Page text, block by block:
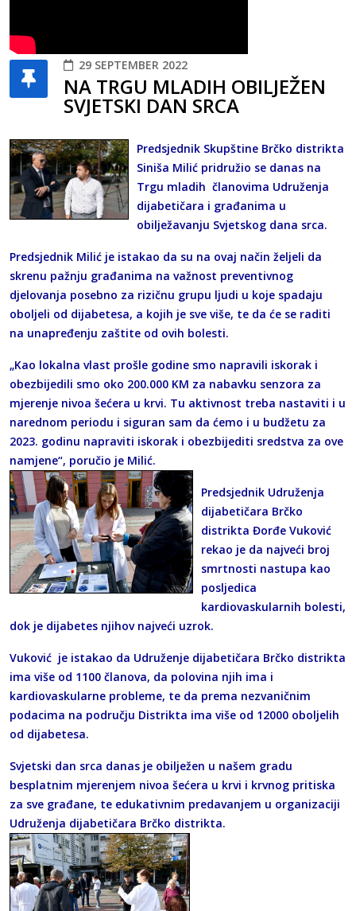
29 SEPTEMBER 2022
NA TRGU MLADIH OBILJEŽEN
SVJETSKI DAN SRCA
Predsjednik Skupštine Brčko distrikta
Siniša Milić pridružio se danas na
Trgu mladih članovima Udruženja
dijabetičara i građanima u
obilježavanju Svjetskog dana srca.
Predsjednik Milić je istakao da su na ovaj način željeli da
skrenu pažnju građanima na važnost preventivnog
djelovanja posebno za rizičnu grupu ljudi u koje spadaju
oboljeli od dijabetesa, a kojih je sve više, te da će se raditi
na unapređenju zaštite od ovih bolesti.
„Kao lokalna vlast prošle godine smo napravili iskorak i
obezbijedili smo oko 200.000 KM za nabavku senzora za
mjerenje nivoa šećera u krvi. Tu aktivnost treba nastaviti i u
narednom periodu i siguran sam da ćemo i u budžetu za
2023. godinu napraviti iskorak i obezbijediti sredstva za ove
namjene“, poručio je Milić.
Predsjednik Udruženja
dijabetičara Brčko
distrikta Đorđe Vuković
rekao je da najveći broj
smrtnosti nastupa kao
posljedica
kardiovaskularnih bolesti,
dok je dijabetes njihov najveći uzrok.
Vuković je istakao da Udruženje dijabetičara Brčko distrikta
ima više od 1100 članova, da polovina njih ima i
kardiovaskularne probleme, te da prema nezvaničnim
podacima na području Distrikta ima više od 12000 oboljelih
od dijabetesa.
Svjetski dan srca danas je obilježen u našem gradu
besplatnim mjerenjem nivoa šećera u krvi i krvnog pritiska
za sve građane, te edukativnim predavanjem u organizaciji
Udruženja dijabetičara Brčko distrikta.